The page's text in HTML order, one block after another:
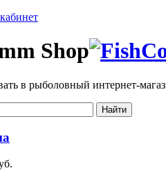
Shop
в рыболовный интернет-